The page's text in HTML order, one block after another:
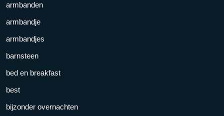
armbanden
armbandje
armbandjes
barnsteen
bed en breakfast
best
bijzonder overnachten